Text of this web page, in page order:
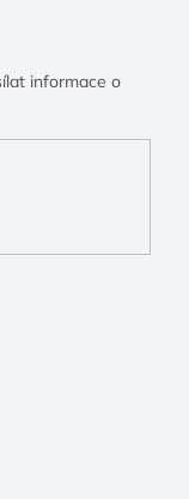
informace o